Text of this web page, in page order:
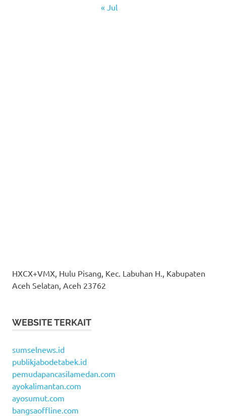
« Jul
HXCX+VMX, Hulu Pisang, Kec. Labuhan H., Kabupaten
Aceh Selatan, Aceh 23762
WEBSITE TERKAIT
sumselnews.id
publikjabodetabek.id
pemudapancasilamedan.com
ayokalimantan.com
ayosumut.com
bangsaoffline.com